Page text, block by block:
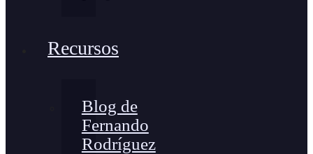
Recursos
Blog de
Fernando
Rodríguez